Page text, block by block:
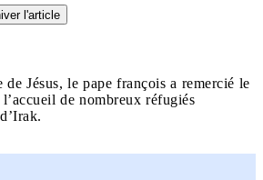
l'article
Jésus, le pape françois a remercié le
de nombreux réfugiés